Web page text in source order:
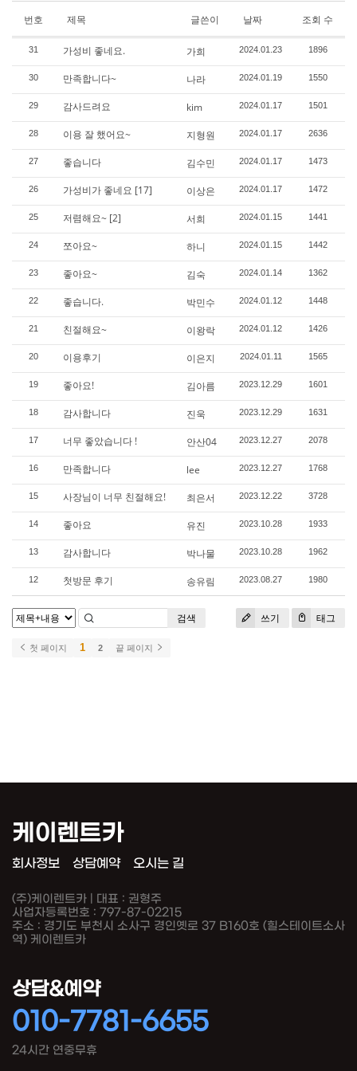
번호 제목 글쓴이 날짜 조회 수
31 가성비 좋네요. 가희 2024.01.23 1896
30 만족합니다~ 나라 2024.01.19 1550
29 감사드려요 kim 2024.01.17 1501
28 이용 잘 했어요~ 지형원 2024.01.17 2636
27 좋습니다 김수민 2024.01.17 1473
26 가성비가 좋네요 [17] 이상은 2024.01.17 1472
25 저렴해요~ [2] 서희 2024.01.15 1441
24 쪼아요~ 하니 2024.01.15 1442
23 좋아요~ 김숙 2024.01.14 1362
22 좋습니다. 박민수 2024.01.12 1448
21 친절해요~ 이왕락 2024.01.12 1426
20 이용후기 이은지 2024.01.11 1565
19 좋아요! 김아름 2023.12.29 1601
18 감사합니다 진욱 2023.12.29 1631
17 너무 좋았습니다 ! 안산04 2023.12.27 2078
16 만족합니다 lee 2023.12.27 1768
15 사장님이 너무 친절해요! 최은서 2023.12.22 3728
14 좋아요 유진 2023.10.28 1933
13 감사합니다 박나물 2023.10.28 1962
12 첫방문 후기 송유림 2023.08.27 1980
쓰기 태그
검색
첫 페이지 1 2 끝 페이지
케이렌트카
회사정보 상담예약 오시는 길
(주)케이렌트카 | 대표 : 권형주
사업자등록번호 : 797-87-02215
주소 : 경기도 부천시 소사구 경인옛로 37 B160호 (힐스테이트소사
역) 케이렌트카
상담&예약
010-7781-6655
24시간 연중무휴